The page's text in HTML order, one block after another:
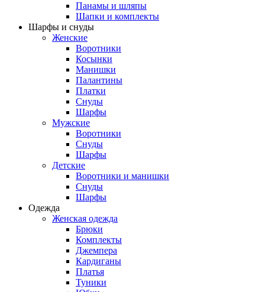
Панамы и шляпы
Шапки и комплекты
Шарфы и снуды
Женские
Воротники
Косынки
Манишки
Палантины
Платки
Снуды
Шарфы
Мужские
Воротники
Снуды
Шарфы
Детские
Воротники и манишки
Снуды
Шарфы
Одежда
Женская одежда
Брюки
Комплекты
Джемпера
Кардиганы
Платья
Туники